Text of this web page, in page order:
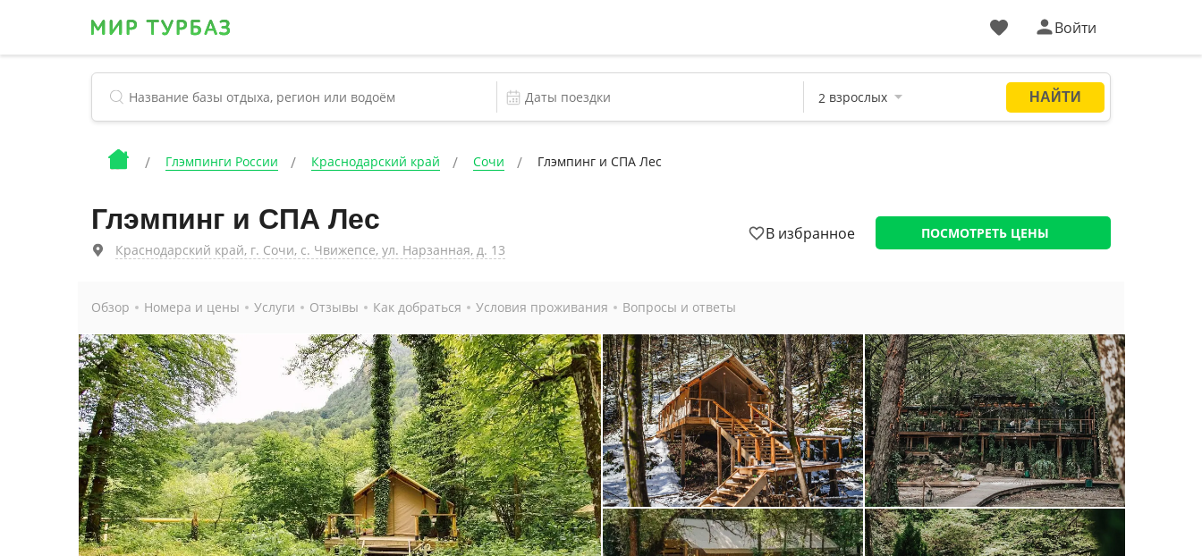
Войти
Глэмпинги России Краснодарский край Сочи Глэмпинг и СПА Лес
Глэмпинг и СПА Лес
Краснодарский край, г. Сочи, с. Чвижепсе, ул. Нарзанная, д. 13
В избранное ПОСМОТРЕТЬ ЦЕНЫ
Обзор Номера и цены Услуги Отзывы Как добраться Условия проживания Вопросы и ответы